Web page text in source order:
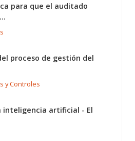
para que el auditado
proceso de gestión del
y Controles
inteligencia artificial - El